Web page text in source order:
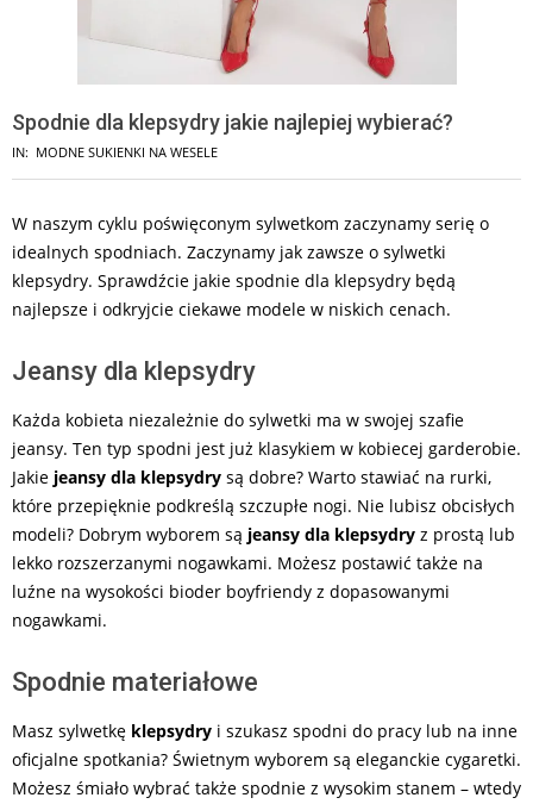
Spodnie dla klepsydry jakie najlepiej wybierać?
IN: MODNE SUKIENKI NA WESELE
W naszym cyklu poświęconym sylwetkom zaczynamy serię o
idealnych spodniach. Zaczynamy jak zawsze o sylwetki
klepsydry. Sprawdźcie jakie spodnie dla klepsydry będą
najlepsze i odkryjcie ciekawe modele w niskich cenach.
Jeansy dla klepsydry
Każda kobieta niezależnie do sylwetki ma w swojej szafie
jeansy. Ten typ spodni jest już klasykiem w kobiecej garderobie.
Jakie jeansy dla klepsydry są dobre? Warto stawiać na rurki,
które przepięknie podkreślą szczupłe nogi. Nie lubisz obcisłych
modeli? Dobrym wyborem są jeansy dla klepsydry z prostą lub
lekko rozszerzanymi nogawkami. Możesz postawić także na
luźne na wysokości bioder boyfriendy z dopasowanymi
nogawkami.
Spodnie materiałowe
Masz sylwetkę klepsydry i szukasz spodni do pracy lub na inne
oficjalne spotkania? Świetnym wyborem są eleganckie cygaretki.
Możesz śmiało wybrać także spodnie z wysokim stanem – wtedy